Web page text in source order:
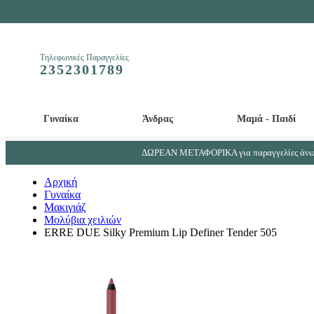
Τηλεφωνικές Παραγγελίες
2352301789
Γυναίκα Άνδρας Μαμά - Παιδί
ΔΩΡΕΑΝ ΜΕΤΑΦΟΡΙΚΑ για παραγγελίες
Αρχική
Γυναίκα
Μακιγιάζ
Μολύβια χειλιών
ERRE DUE Silky Premium Lip Definer Tender 505